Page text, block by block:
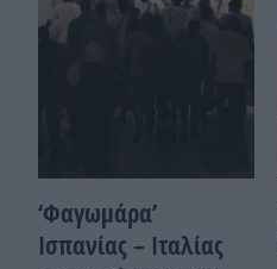
‘Φαγωμάρα’
Ισπανίας – Ιταλίας